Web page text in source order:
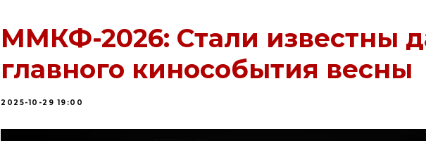
ММКФ-2026: Стали известны
главного кинособытия весны
2025-10-29 19:00